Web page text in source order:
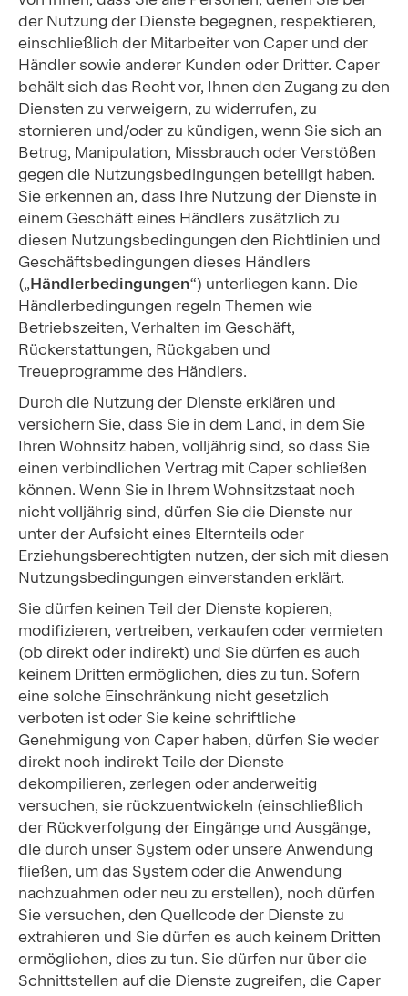
der Nutzung der Dienste begegnen, respektieren,
einschließlich der Mitarbeiter von Caper und der
Händler sowie anderer Kunden oder Dritter. Caper
behält sich das Recht vor, Ihnen den Zugang zu den
Diensten zu verweigern, zu widerrufen, zu
stornieren und/oder zu kündigen, wenn Sie sich an
Betrug, Manipulation, Missbrauch oder Verstößen
gegen die Nutzungsbedingungen beteiligt haben.
Sie erkennen an, dass Ihre Nutzung der Dienste in
einem Geschäft eines Händlers zusätzlich zu
diesen Nutzungsbedingungen den Richtlinien und
Geschäftsbedingungen dieses Händlers
(„ Händlerbedingungen“) unterliegen kann. Die
Händlerbedingungen regeln Themen wie
Betriebszeiten, Verhalten im Geschäft,
Rückerstattungen, Rückgaben und
Treueprogramme des Händlers.
Durch die Nutzung der Dienste erklären und
versichern Sie, dass Sie in dem Land, in dem Sie
Ihren Wohnsitz haben, volljährig sind, so dass Sie
einen verbindlichen Vertrag mit Caper schließen
können. Wenn Sie in Ihrem Wohnsitzstaat noch
nicht volljährig sind, dürfen Sie die Dienste nur
unter der Aufsicht eines Elternteils oder
Erziehungsberechtigten nutzen, der sich mit diesen
Nutzungsbedingungen einverstanden erklärt.
Sie dürfen keinen Teil der Dienste kopieren,
modifizieren, vertreiben, verkaufen oder vermieten
(ob direkt oder indirekt) und Sie dürfen es auch
keinem Dritten ermöglichen, dies zu tun. Sofern
eine solche Einschränkung nicht gesetzlich
verboten ist oder Sie keine schriftliche
Genehmigung von Caper haben, dürfen Sie weder
direkt noch indirekt Teile der Dienste
dekompilieren, zerlegen oder anderweitig
versuchen, sie rückzuentwickeln (einschließlich
der Rückverfolgung der Eingänge und Ausgänge,
die durch unser System oder unsere Anwendung
fließen, um das System oder die Anwendung
nachzuahmen oder neu zu erstellen), noch dürfen
Sie versuchen, den Quellcode der Dienste zu
extrahieren und Sie dürfen es auch keinem Dritten
ermöglichen, dies zu tun. Sie dürfen nur über die
Schnittstellen auf die Dienste zugreifen, die Caper